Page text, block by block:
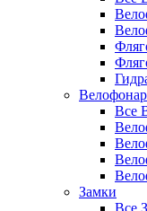
Все
Замки
Все